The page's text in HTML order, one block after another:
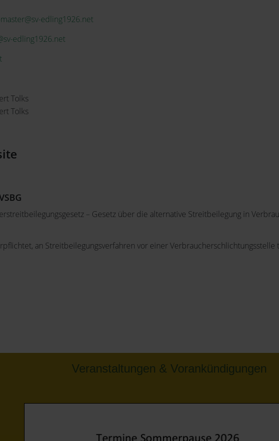
edling1926.net
edling1926.net
Tolks
Tolks
– Gesetz über die alternative Streitbeilegung in
an Streitbeilegungsverfahren vor einer Verbraucherschlichtungsstelle
Veranstaltungen & Vorankündigungen